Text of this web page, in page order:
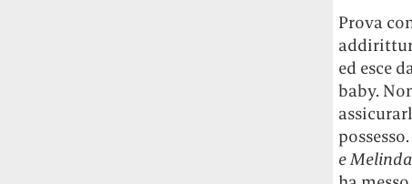
Prova
ed esce
baby.
e Melinda